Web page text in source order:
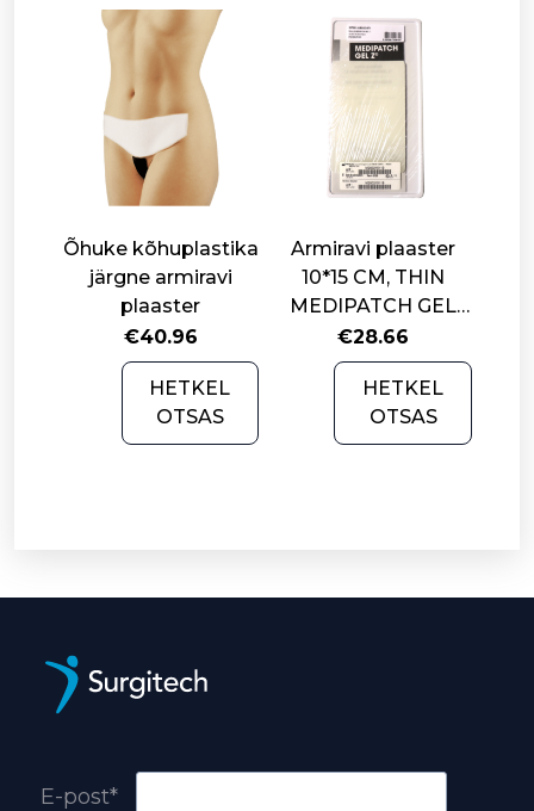
Õhuke kõhuplastika
järgne armiravi
plaaster
€40.96
HETKEL
OTSAS
Armiravi plaaster
10*15 CM, THIN
MEDIPATCH GEL
Z®
€28.66
HETKEL
OTSAS
E-post*